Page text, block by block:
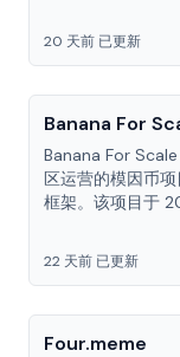
20 天前 已更新
Banana For
Banana For Scale
区运营的模因币
框架。该项目于
22 天前 已更新
Four.meme